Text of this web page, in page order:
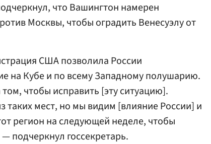
что Вашингтон намерен
Москвы, чтобы оградить Венесуэлу от
США позволила России
на Кубе и по всему Западному полушарию.
чтобы исправить [эту ситуацию].
таких мест, но мы видим [влияние России] и
регион на следующей неделе, чтобы
подчеркнул госсекретарь.